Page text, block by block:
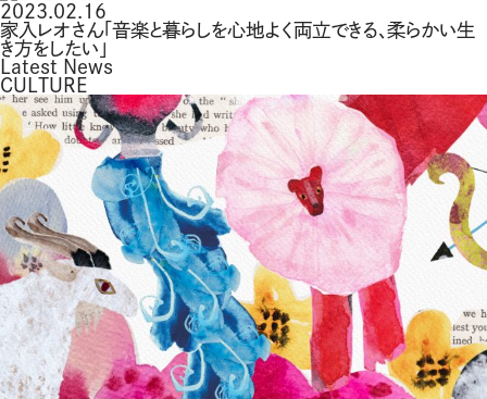
2023.02.16
家入レオさん「音楽と暮らしを心地よく両立できる、柔らかい生
き方をしたい」
Latest News
CULTURE